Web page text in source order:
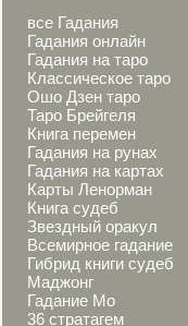
все Гадания
Гадания онлайн
Гадания на таро
Классическое таро
Ошо Дзен таро
Таро Брейгеля
Книга перемен
Гадания на рунах
Гадания на картах
Карты Ленорман
Книга судеб
Звездный оракул
Всемирное гадание
Гибрид книги судеб
Маджонг
Гадание Мо
36 стратагем